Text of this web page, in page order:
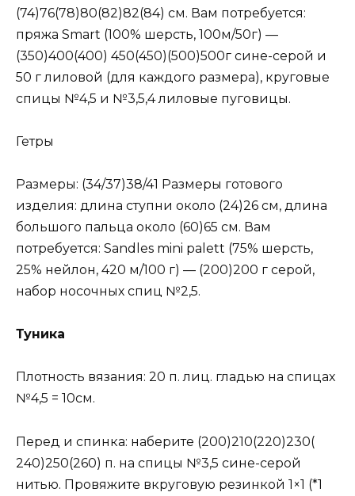
(74)76(78)80(82)82(84) см. Вам потребуется:
пряжа Smart (100% шерсть, 100м/50г) —
(350)400(400) 450(450)(500)500г сине-серой и
50 г лиловой (для каждого размера), круговые
спицы №4,5 и №3,5,4 лиловые пуговицы.
Гетры
Размеры: (34/37)38/41 Размеры готового
изделия: длина ступни около (24)26 см, длина
большого пальца около (60)65 см. Вам
потребуется: Sandles mini palett (75% шерсть,
25% нейлон, 420 м/100 г) — (200)200 г серой,
набор носочных спиц №2,5.
Туника
Плотность вязания: 20 п. лиц. гладью на спицах
№4,5 = 10см.
Перед и спинка: наберите (200)210(220)230(
240)250(260) п. на спицы №3,5 сине-серой
нитью. Провяжите вкруговую резинкой 1×1 (*1